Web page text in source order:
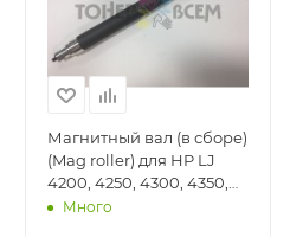
Магнитный вал (в сборе)
(Mag roller) для HP LJ
4200, 4250, 4300, 4350,
4345 (Q1338, 1339, 5942,
Много